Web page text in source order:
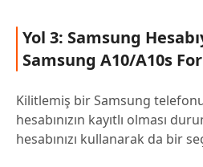
Yol 3: Samsung
Samsung A10/A10s
Kilitlemiş bir Samsung
hesabınızın kayıtlı olması
hesabınızı kullanarak da bir